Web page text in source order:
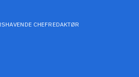
CHEFREDAKTØR